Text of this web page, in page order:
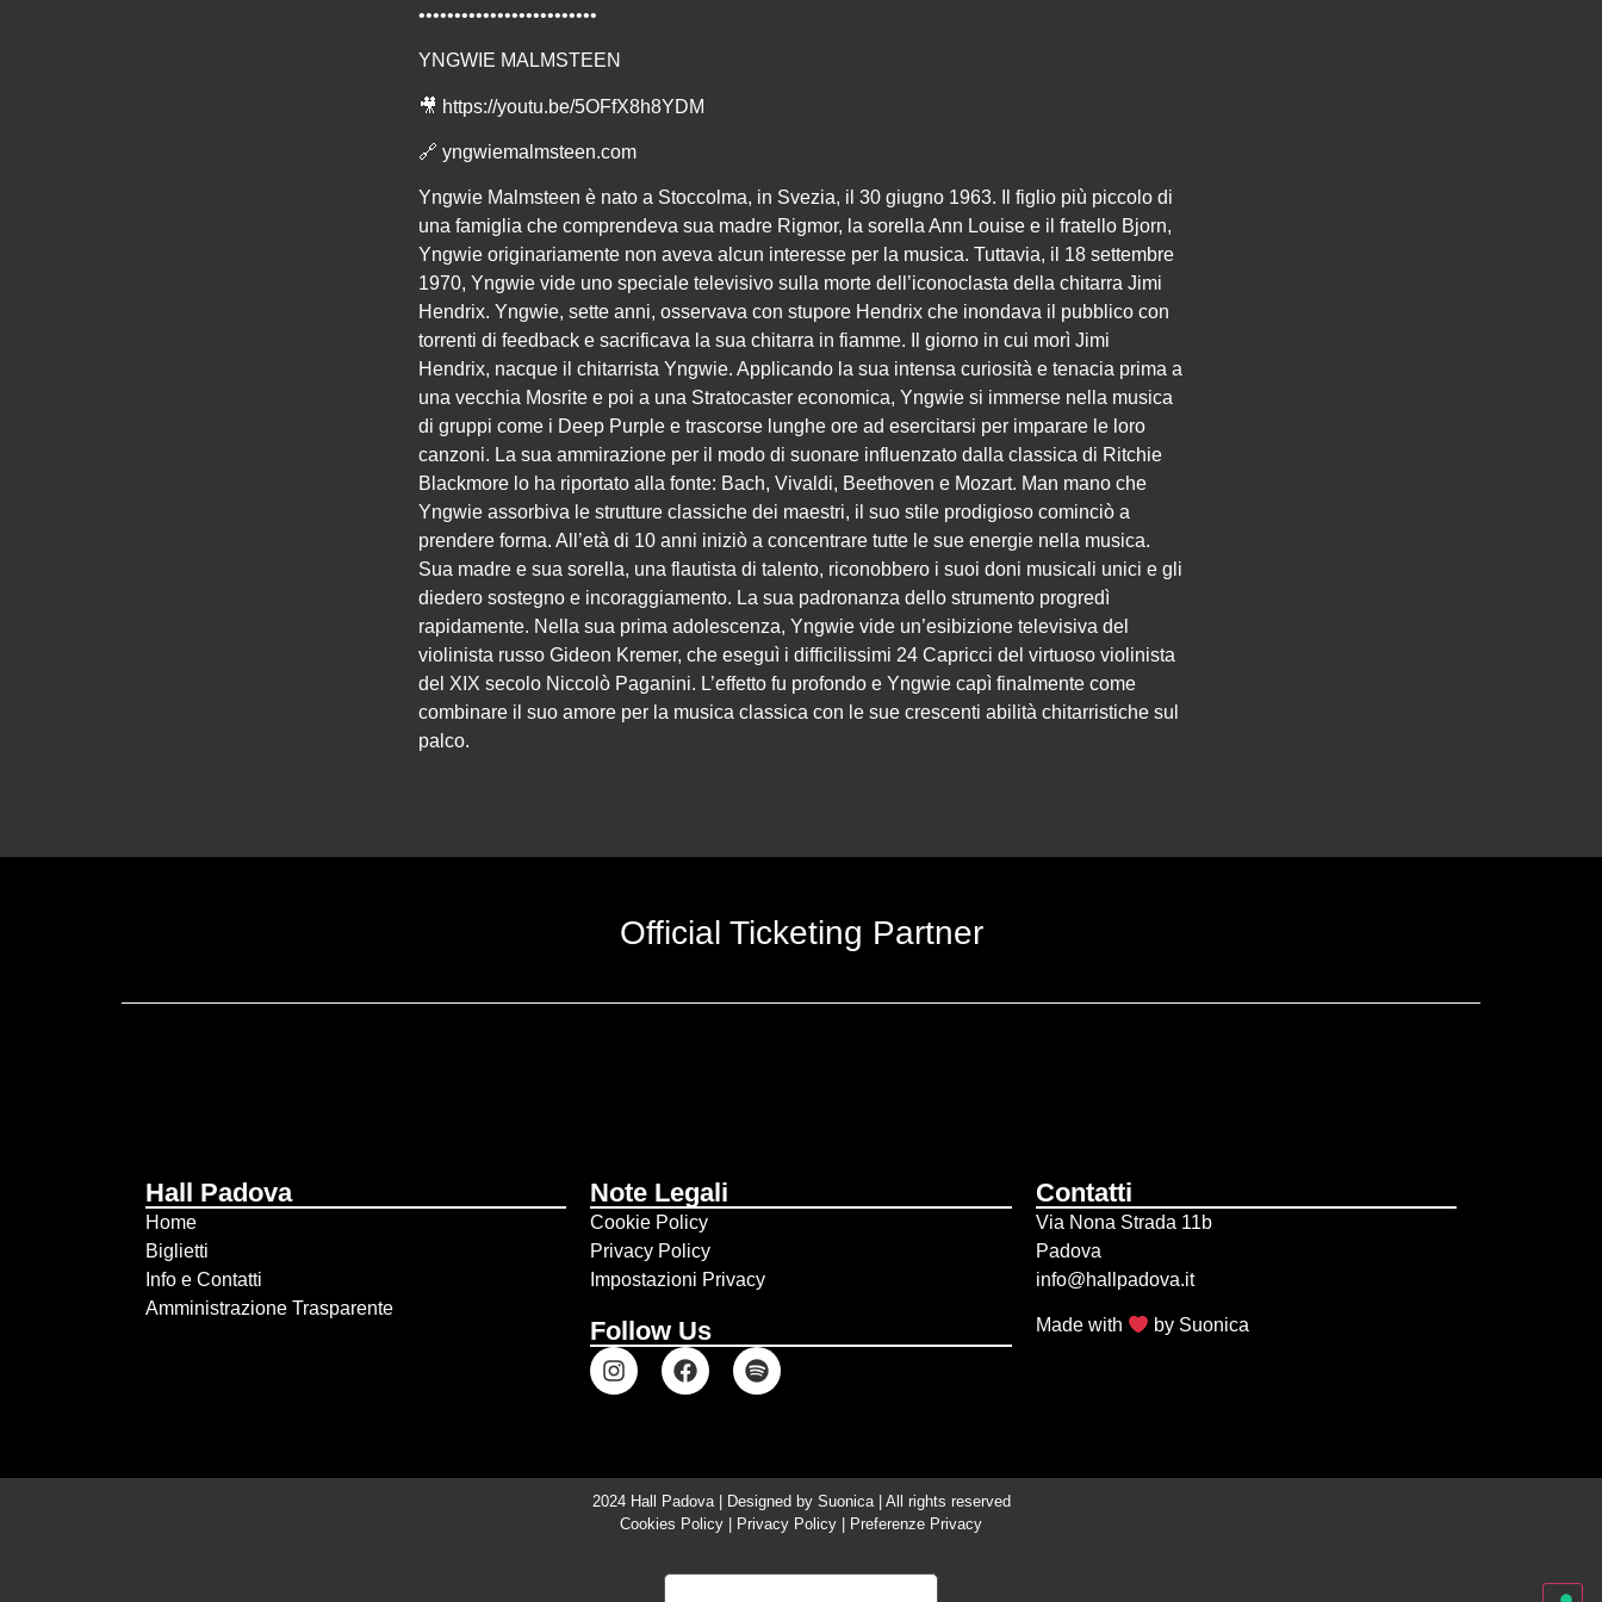
•••••••••••••••••••••••••
YNGWIE MALMSTEEN
🎥 https://youtu.be/5OFfX8h8YDM
🔗 yngwiemalmsteen.com
Yngwie Malmsteen è nato a Stoccolma, in Svezia, il 30 giugno 1963. Il figlio più piccolo di
una famiglia che comprendeva sua madre Rigmor, la sorella Ann Louise e il fratello Bjorn,
Yngwie originariamente non aveva alcun interesse per la musica. Tuttavia, il 18 settembre
1970, Yngwie vide uno speciale televisivo sulla morte dell’iconoclasta della chitarra Jimi
Hendrix. Yngwie, sette anni, osservava con stupore Hendrix che inondava il pubblico con
torrenti di feedback e sacrificava la sua chitarra in fiamme. Il giorno in cui morì Jimi
Hendrix, nacque il chitarrista Yngwie. Applicando la sua intensa curiosità e tenacia prima a
una vecchia Mosrite e poi a una Stratocaster economica, Yngwie si immerse nella musica
di gruppi come i Deep Purple e trascorse lunghe ore ad esercitarsi per imparare le loro
canzoni. La sua ammirazione per il modo di suonare influenzato dalla classica di Ritchie
Blackmore lo ha riportato alla fonte: Bach, Vivaldi, Beethoven e Mozart. Man mano che
Yngwie assorbiva le strutture classiche dei maestri, il suo stile prodigioso cominciò a
prendere forma. All’età di 10 anni iniziò a concentrare tutte le sue energie nella musica.
Sua madre e sua sorella, una flautista di talento, riconobbero i suoi doni musicali unici e gli
diedero sostegno e incoraggiamento. La sua padronanza dello strumento progredì
rapidamente. Nella sua prima adolescenza, Yngwie vide un’esibizione televisiva del
violinista russo Gideon Kremer, che eseguì i difficilissimi 24 Capricci del virtuoso violinista
del XIX secolo Niccolò Paganini. L’effetto fu profondo e Yngwie capì finalmente come
combinare il suo amore per la musica classica con le sue crescenti abilità chitarristiche sul
palco.
Official Ticketing Partner
Hall Padova
Home
Biglietti
Info e Contatti
Amministrazione Trasparente
Note Legali
Cookie Policy
Privacy Policy
Impostazioni Privacy
Follow Us
Contatti
Via Nona Strada 11b
Padova
info@hallpadova.it
Made with by Suonica
2024 Hall Padova | Designed by Suonica| All rights reserved
Cookies Policy | Privacy Policy | Preferenze Privacy